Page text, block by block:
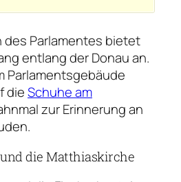
des Parlamentes bietet
entlang der Donau an.
Parlamentsgebäude
dieSchuhe am
zur Erinnerung an
die Matthiaskirche